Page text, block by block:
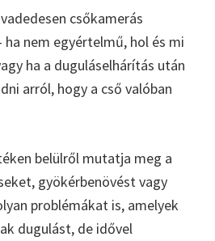
csőkamerás
nem egyértelmű, hol és mi
ha a duguláselhárítás után
arról, hogy a cső valóban
belülről mutatja meg a
gyökérbenövést vagy
problémákat is, amelyek
dugulást, de idővel